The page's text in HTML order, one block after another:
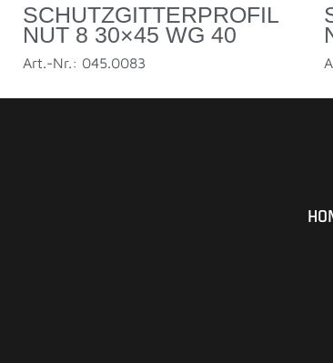
SCHUTZGITTERPROFIL
NUT 8 30×45 WG 40
Art.-Nr.: 045.0083